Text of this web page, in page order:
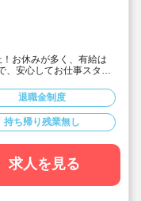
お休みが多く、有給は
、安心してお仕事スター
カ！
分単位で残業代支給。業
代がつきます♪
、おもいやりと笑顔あ
まま働くことができる
退職金制度
持ち帰り残業無し
求人を見る